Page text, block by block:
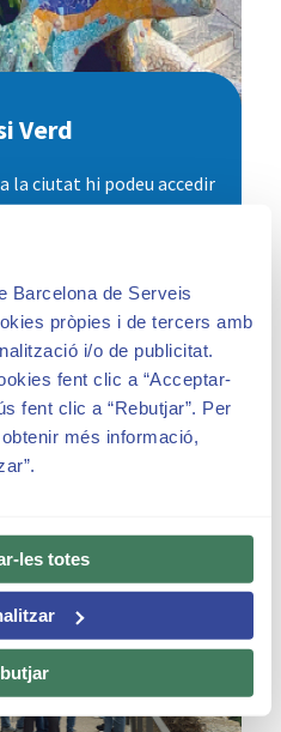
Barcelona de Serveis
pròpies i de tercers amb
i/o de publicitat.
fent clic a “Acceptar-
fent clic a “Rebutjar”. Per
més informació,
les totes
Verd
la ciutat hi podeu accedir
gratuïta mitjançant la
més